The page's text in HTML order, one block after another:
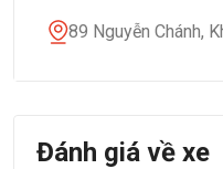
89 Nguyễn Chánh,
Đánh giá về xe